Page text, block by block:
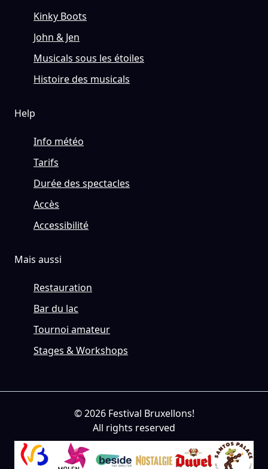
Kinky Boots
John & Jen
Musicals sous les étoiles
Histoire des musicals
Help
Info météo
Tarifs
Durée des spectacles
Accès
Accessibilité
Mais aussi
Restauration
Bar du lac
Tournoi amateur
Stages & Workshops
© 2026 Festival Bruxellons!
All rights reserved